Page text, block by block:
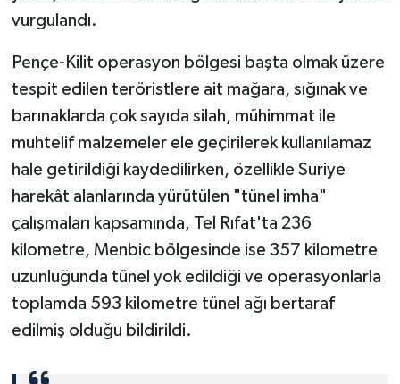
vurgulandı.
Pençe-Kilit operasyon bölgesi başta olmak üzere
tespit edilen teröristlere ait mağara, sığınak ve
barınaklarda çok sayıda silah, mühimmat ile
muhtelif malzemeler ele geçirilerek kullanılamaz
hale getirildiği kaydedilirken, özellikle Suriye
harekât alanlarında yürütülen "tünel imha"
çalışmaları kapsamında, Tel Rıfat'ta 236
kilometre, Menbic bölgesinde ise 357 kilometre
uzunluğunda tünel yok edildiği ve operasyonlarla
toplamda 593 kilometre tünel ağı bertaraf
edilmiş olduğu bildirildi.